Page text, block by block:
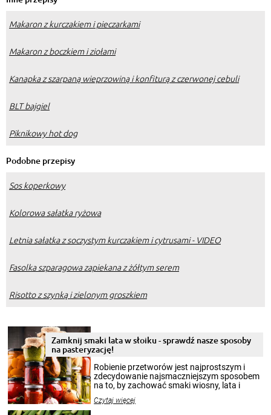
Makaron z kurczakiem i pieczarkami
Makaron z boczkiem i ziołami
Kanapka z szarpaną wieprzowiną i konfiturą z czerwonej cebuli
BLT bajgiel
Piknikowy hot dog
Podobne przepisy
Sos koperkowy
Kolorowa sałatka ryżowa
Letnia sałatka z soczystym kurczakiem i cytrusami - VIDEO
Fasolka szparagowa zapiekana z żółtym serem
Risotto z szynką i zielonym groszkiem
Zamknij smaki lata w słoiku - sprawdź nasze sposoby
na pasteryzację!
Robienie przetworów jest najprostszym i
zdecydowanie najsmaczniejszym sposobem
na to, by zachować smaki wiosny, lata i
krajobrazów, by cieszyć nimi oko w sezonie
Czytaj więcej